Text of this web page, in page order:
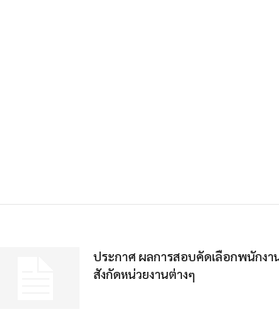
ประกาศ ผลการสอบคัดเลือกพนักงา
สังกัดหน่วยงานต่างๆ